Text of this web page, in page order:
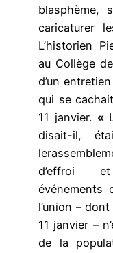
blasphème,
caricaturer
L’historien
au Collège
d’un
qui se
11 janvier. «
disait-il,
d’effroi
événements
l’union –
11 janvier –
de la